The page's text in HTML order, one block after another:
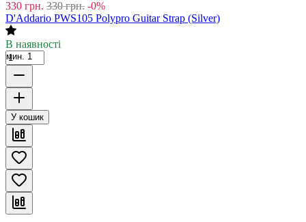
330 грн. 330 грн. -0%
D'Addario PWS105 Polypro Guitar Strap (Silver)
В наявності
мин. 1
У кошик